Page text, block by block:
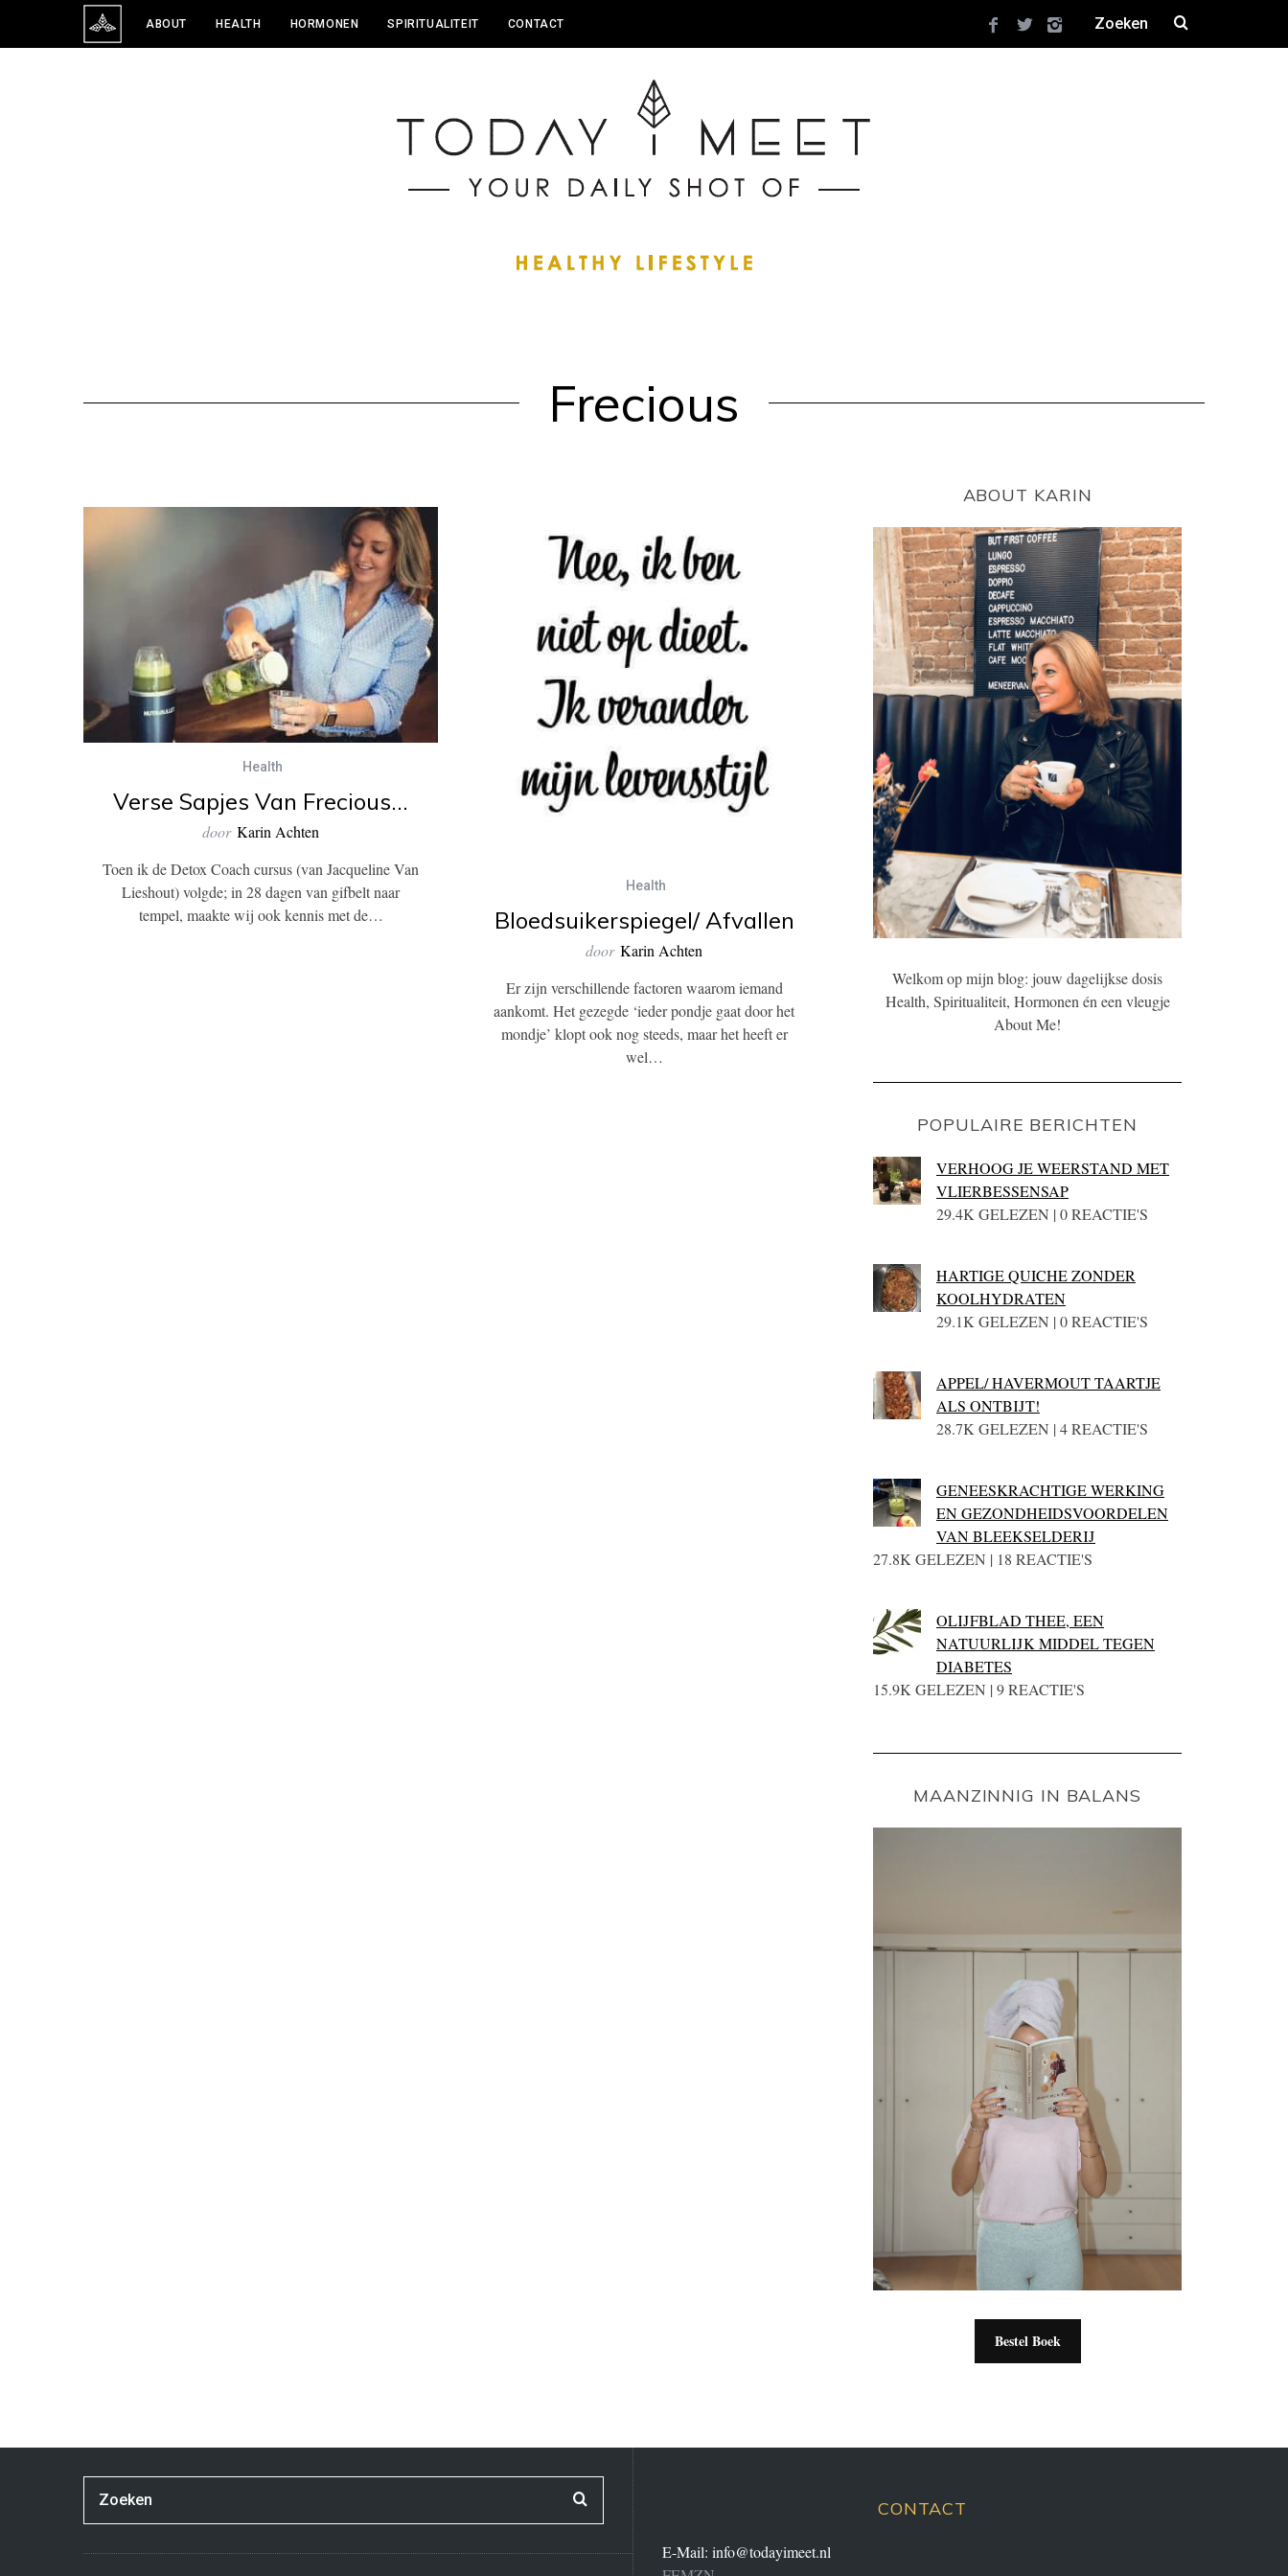
ABOUT HEALTH HORMONEN SPIRITUALITEIT CONTACT
Frecious
Health
Verse Sapjes Van Frecious…
door Karin Achten
Toen ik de Detox Coach cursus (van Jacqueline Van
Lieshout) volgde; in 28 dagen van gifbelt naar
tempel, maakte wij ook kennis met de…
Health
Bloedsuikerspiegel/ Afvallen
door Karin Achten
Er zijn verschillende factoren waarom iemand
aankomt. Het gezegde ‘ieder pondje gaat door het
mondje’ klopt ook nog steeds, maar het heeft er
wel…
ABOUT KARIN
Welkom op mijn blog: jouw dagelijkse dosis
Health, Spiritualiteit, Hormonen én een vleugje
About Me!
POPULAIRE BERICHTEN
VERHOOG JE WEERSTAND MET
VLIERBESSENSAP
29.4K GELEZEN | 0 REACTIE'S
HARTIGE QUICHE ZONDER
KOOLHYDRATEN
29.1K GELEZEN | 0 REACTIE'S
APPEL/ HAVERMOUT TAARTJE
ALS ONTBIJT!
28.7K GELEZEN | 4 REACTIE'S
GENEESKRACHTIGE WERKING
EN GEZONDHEIDSVOORDELEN
VAN BLEEKSELDERIJ
27.8K GELEZEN | 18 REACTIE'S
OLIJFBLAD THEE, EEN
NATUURLIJK MIDDEL TEGEN
DIABETES
15.9K GELEZEN | 9 REACTIE'S
MAANZINNIG IN BALANS
Bestel Boek
CONTACT
E-Mail:info@todayimeet.nl